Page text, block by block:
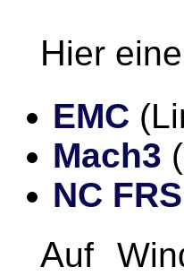
Hier
EMC
Mach3
NC FRS
Auf Windows Basis ist Mach3 der ungeschlagene